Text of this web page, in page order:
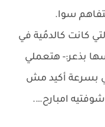
سوا.
كانت كالدمُية في
بذعر:- هتعملي
بسرعة أكيد مش
امبارح….